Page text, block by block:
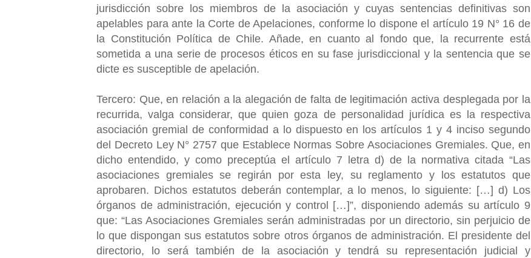
jurisdicción sobre los miembros de la asociación y cuyas sentencias definitivas son
apelables para ante la Corte de Apelaciones, conforme lo dispone el artículo 19 N° 16 de
la Constitución Política de Chile. Añade, en cuanto al fondo que, la recurrente está
sometida a una serie de procesos éticos en su fase jurisdiccional y la sentencia que se
dicte es susceptible de apelación.
Tercero: Que, en relación a la alegación de falta de legitimación activa desplegada por la
recurrida, valga considerar, que quien goza de personalidad jurídica es la respectiva
asociación gremial de conformidad a lo dispuesto en los artículos 1 y 4 inciso segundo
del Decreto Ley N° 2757 que Establece Normas Sobre Asociaciones Gremiales. Que, en
dicho entendido, y como preceptúa el artículo 7 letra d) de la normativa citada “Las
asociaciones gremiales se regirán por esta ley, su reglamento y los estatutos que
aprobaren. Dichos estatutos deberán contemplar, a lo menos, lo siguiente: […] d) Los
órganos de administración, ejecución y control […]”, disponiendo además su artículo 9
que: “Las Asociaciones Gremiales serán administradas por un directorio, sin perjuicio de
lo que dispongan sus estatutos sobre otros órganos de administración. El presidente del
directorio, lo será también de la asociación y tendrá su representación judicial y